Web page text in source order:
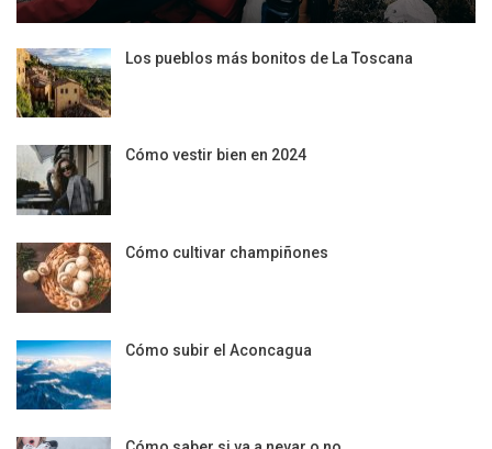
Los pueblos más bonitos de La Toscana
Cómo vestir bien en 2024
Cómo cultivar champiñones
Cómo subir el Aconcagua